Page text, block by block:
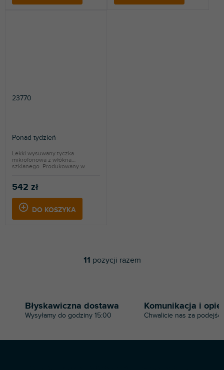
23770
Ponad tydzień
542 zł
DO KOSZYKA
Lekki wysuwany tyczka
mikrofonowa z włókna
szklanego. Produkowany w
K
r
o
i
11 pozycji razem
Błyskawiczna dostawa
Wysyłamy do godziny 15:00
Komunikacja i
Chwalicie nas za